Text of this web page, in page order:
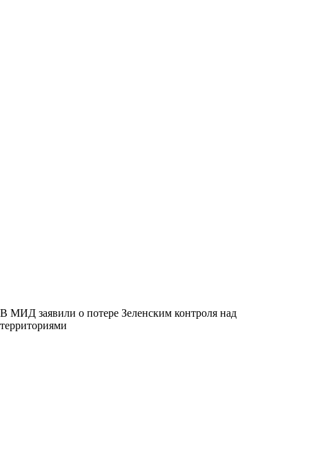
В МИД заявили о потере Зеленским контроля над
территориями